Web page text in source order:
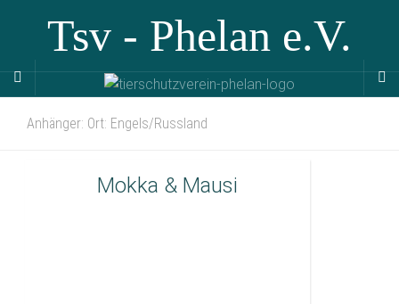
Tsv - Phelan e.V.
Anhänger: Ort: Engels/Russland
Mokka & Mausi